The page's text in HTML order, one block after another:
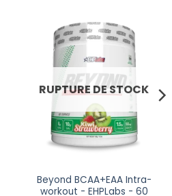
RUPTURE DE STOCK
Beyond BCAA+EAA Intra-
workout - EHPLabs - 60